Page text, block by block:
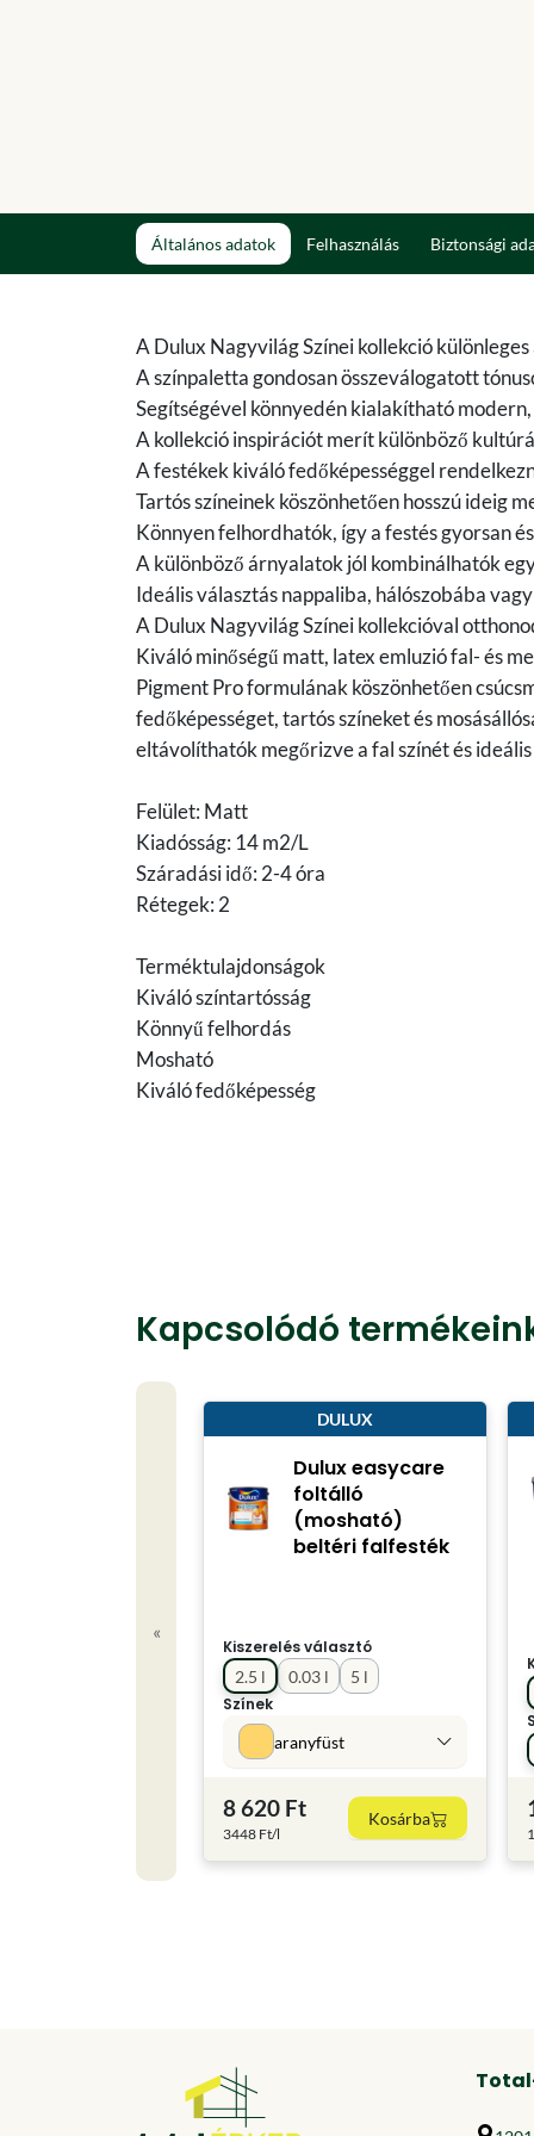
Általános adatok Felhasználás Biztonsági
A Dulux Nagyvilág Színei kollekció
A színpaletta gondosan összeválogatott
Segítségével könnyedén kialakítható
A kollekció inspirációt merít különböző
A festékek kiváló fedőképességgel
Tartós színeinek köszönhetően hosszú ideig
Könnyen felhordhatók, így a festés gyorsan
A különböző árnyalatok jól kombinálhatók
Ideális választás nappaliba, hálószobába
A Dulux Nagyvilág Színei kollekcióval
Kiváló minőségű matt, latex emluzió fal- és
Pigment Pro formulának köszönhetően
fedőképességet, tartós színeket és
eltávolíthatók megőrizve a fal színét és
Felület: Matt
Kiadósság: 14 m2/L
Száradási idő: 2-4 óra
Rétegek: 2
Terméktulajdonságok
Kiváló színtartósság
Könnyű felhordás
Mosható
Kiváló fedőképesség
Kapcsolódó
«
DULUX
Dulux easycare
foltálló
(mosható)
beltéri falfesték
Kiszerelés választó
0.03 l
2.5 l
5 l
Színek
aranyfüst
8 620 Ft
3448 Ft/l
Kosárba